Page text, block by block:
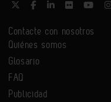
Contacte con nosotros
Quiénes somos
Glosario
FAQ
Publicidad